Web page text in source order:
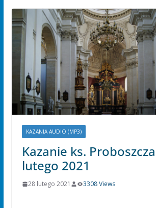
KAZANIA AUDIO (MP3)
Kazanie ks.
lutego 2021
28 lutego 2021 3308 Views